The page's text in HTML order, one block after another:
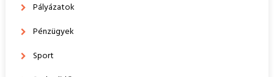
Pályázatok
Pénzügyek
Sport